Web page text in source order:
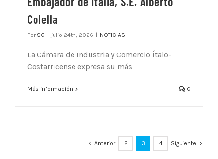
Colella
Por SG julio 24th, 2026 NOTICIAS
La Cámara de Industria y Comercio Ítalo-
Costarricense expresa su más
Más información 0
Anterior 2 3 4 Siguiente